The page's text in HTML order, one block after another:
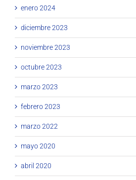
enero 2024
diciembre 2023
noviembre 2023
octubre 2023
marzo 2023
febrero 2023
marzo 2022
mayo 2020
abril 2020